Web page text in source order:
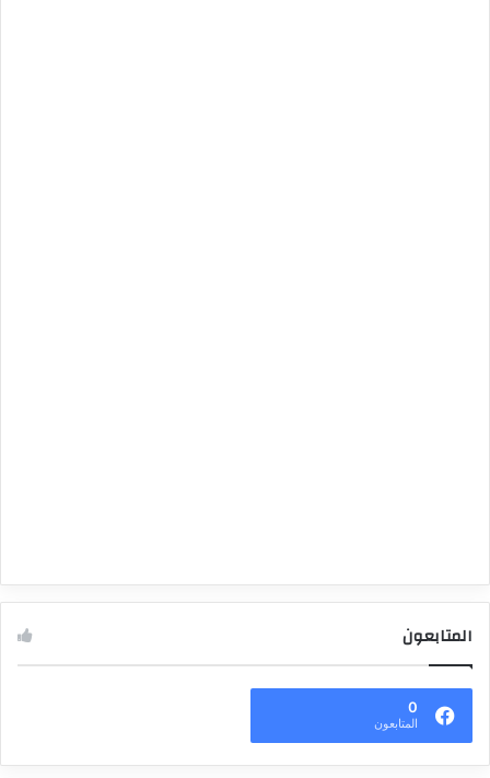
المتابعون
0
المتابعون